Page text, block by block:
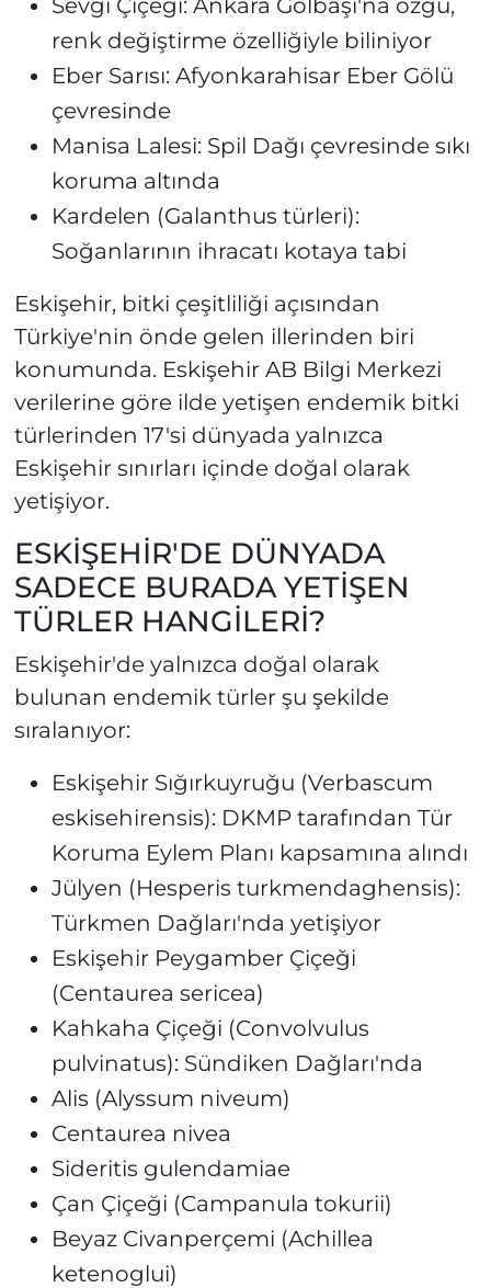
Sevgi Çiçeği: Ankara Gölbaşı'na özgü,
renk değiştirme özelliğiyle biliniyor
Eber Sarısı: Afyonkarahisar Eber Gölü
çevresinde
Manisa Lalesi: Spil Dağı çevresinde sıkı
koruma altında
Kardelen (Galanthus türleri):
Soğanlarının ihracatı kotaya tabi
Eskişehir, bitki çeşitliliği açısından
Türkiye'nin önde gelen illerinden biri
konumunda. Eskişehir AB Bilgi Merkezi
verilerine göre ilde yetişen endemik bitki
türlerinden 17'si dünyada yalnızca
Eskişehir sınırları içinde doğal olarak
yetişiyor.
ESKİŞEHİR'DE DÜNYADA
SADECE BURADA YETİŞEN
TÜRLER HANGİLERİ?
Eskişehir'de yalnızca doğal olarak
bulunan endemik türler şu şekilde
sıralanıyor:
Eskişehir Sığırkuyruğu (Verbascum
eskisehirensis): DKMP tarafından Tür
Koruma Eylem Planı kapsamına alındı
Jülyen (Hesperis turkmendaghensis):
Türkmen Dağları'nda yetişiyor
Eskişehir Peygamber Çiçeği
(Centaurea sericea)
Kahkaha Çiçeği (Convolvulus
pulvinatus): Sündiken Dağları'nda
Alis (Alyssum niveum)
Centaurea nivea
Sideritis gulendamiae
Çan Çiçeği (Campanula tokurii)
Beyaz Civanperçemi (Achillea
ketenoglui)